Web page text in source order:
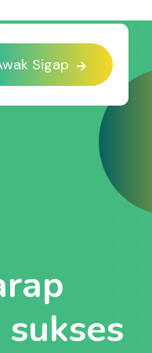
Sigap